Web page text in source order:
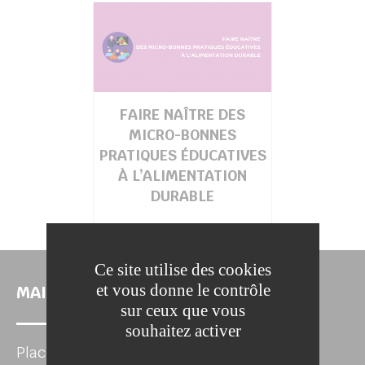
FAIRE NAÎTRE DES
MICRO-BONNES
PRATIQUES ÉDUCATIVES
À L’ALIMENTATION
DURABLE
MAIRIE DE LA FERTÉ-SOUS-JOUARRE
Place de l'Hôtel de Ville
Ce site utilise des cookies
et vous donne le contrôle
sur ceux que vous
souhaitez activer